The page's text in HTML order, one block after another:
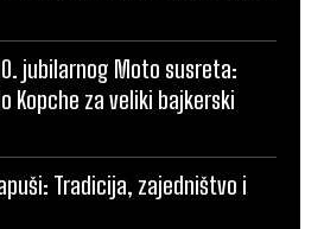
jubilarnog Moto susreta:
Kopche za veliki bajkerski
Tradicija, zajedništvo i